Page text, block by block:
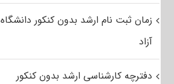
زمان ثبت نام ارشد بدون کنکور دانشگاه
آزاد
دفترچه کارشناسی ارشد بدون کنکور